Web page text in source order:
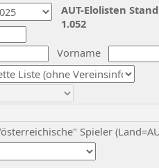
Vorname
Spieler
AUT-Elolisten
1.052